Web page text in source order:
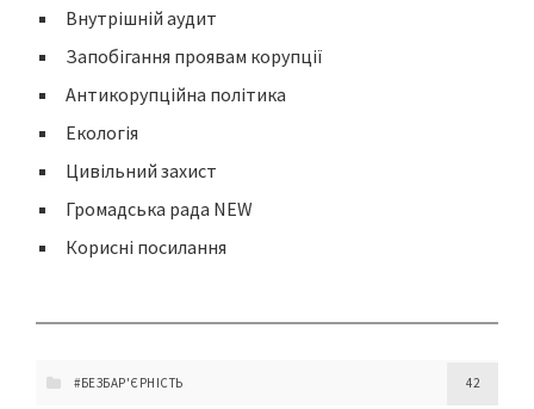
Внутрішній аудит
Запобігання проявам корупції
Антикорупційна політика
Екологія
Цивільний захист
Громадська рада NEW
Корисні посилання
#БЕЗБАР'ЄРНІСТЬ 42